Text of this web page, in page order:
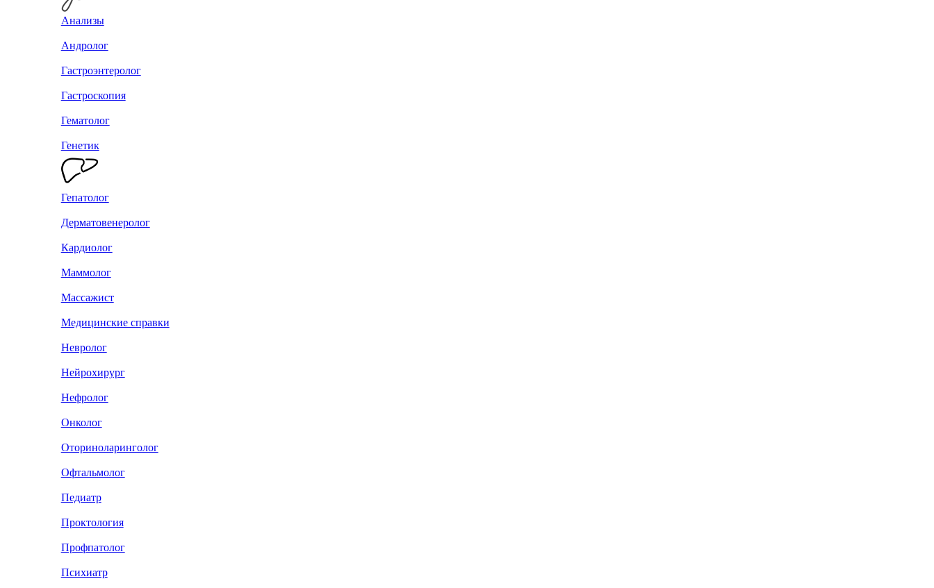
Анализы
Андролог
Гастроэнтеролог
Гастроскопия
Гематолог
Генетик
Гепатолог
Дерматовенеролог
Кардиолог
Маммолог
Массажист
Медицинские справки
Невролог
Нейрохирург
Нефролог
Онколог
Оториноларинголог
Офтальмолог
Педиатр
Проктология
Профпатолог
Психиатр